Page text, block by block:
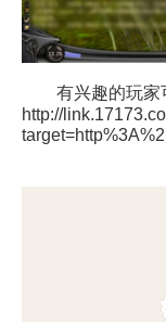
有兴趣的玩家可
http://